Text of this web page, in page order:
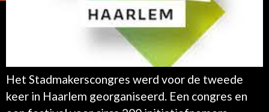
Het Stadmakerscongres werd voor de tweede
keer in Haarlem georganiseerd. Een congres en